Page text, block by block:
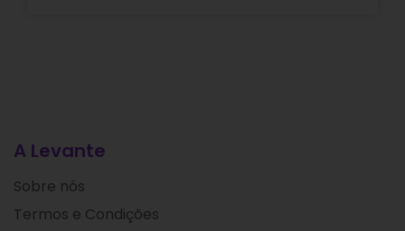
A Levante
Sobre nós
Termos e Condições